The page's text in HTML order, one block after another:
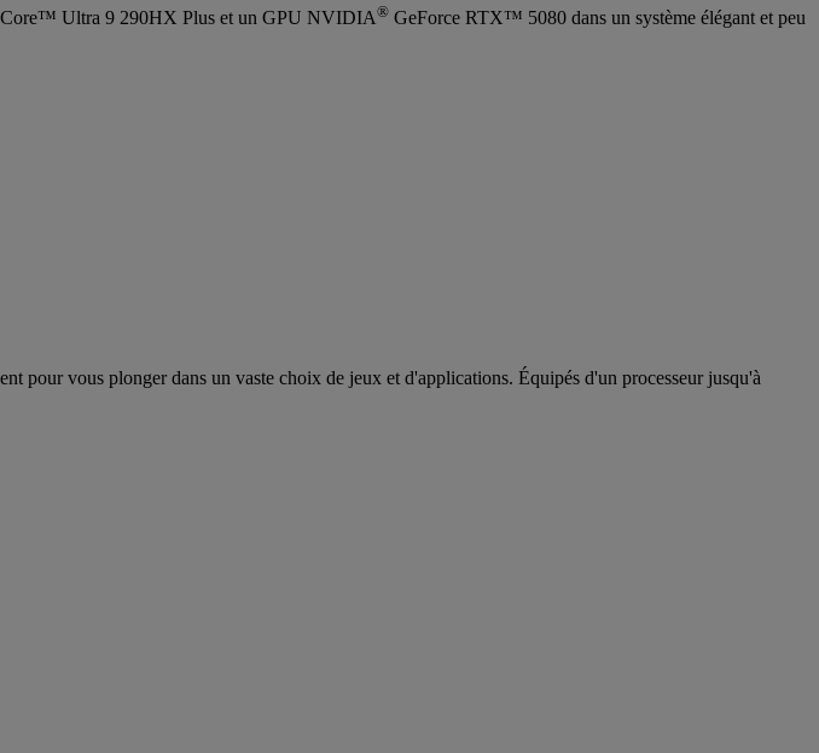
Core™ Ultra 9 290HX Plus et un GPU NVIDIA® GeForce RTX™ 5080 dans un système élégant et peu
pour vous plonger dans un vaste choix de jeux et d'applications. Équipés d'un processeur jusqu'à